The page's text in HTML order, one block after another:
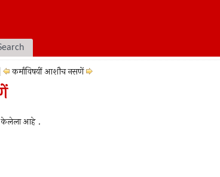
कर्मांविषयीं आशौच नसणें
केलेला आहे .